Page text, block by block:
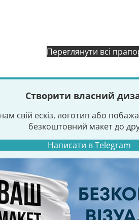
Переглянути всі
Створити власний
свій ескіз, логотип або
безкоштовний макет до
Написати в Telegram